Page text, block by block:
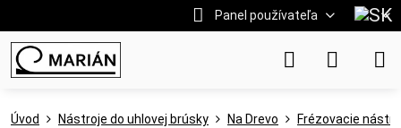
Panel používateľa
Úvod Nástroje do uhlovej brúsky Na Drevo Frézovacie